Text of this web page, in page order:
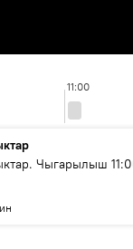
11:00
Чыгарылыш